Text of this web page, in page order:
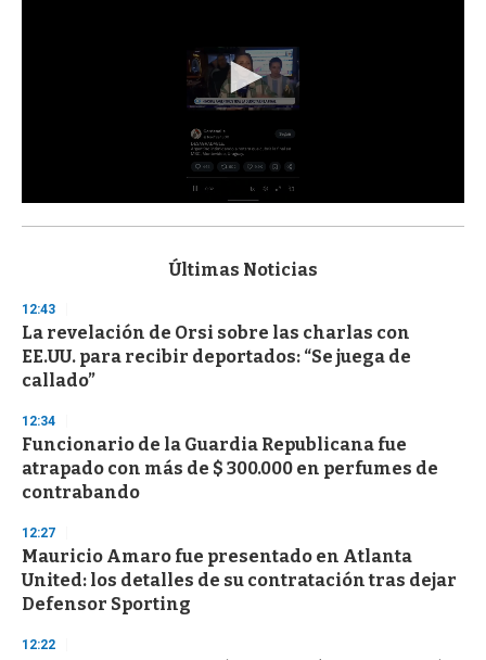
s
d
s
o
f
3
s
e
c
o
n
Últimas Noticias
12:43
La revelación de Orsi sobre las charlas con
EE.UU. para recibir deportados: “Se juega de
callado”
12:34
Funcionario de la Guardia Republicana fue
atrapado con más de $ 300.000 en perfumes de
contrabando
12:27
Mauricio Amaro fue presentado en Atlanta
United: los detalles de su contratación tras dejar
Defensor Sporting
12:22